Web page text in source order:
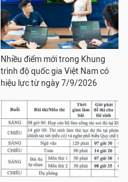
Nhiều điểm mới trong Khung
trình độ quốc gia Việt Nam có
hiệu lực từ ngày 7/9/2026